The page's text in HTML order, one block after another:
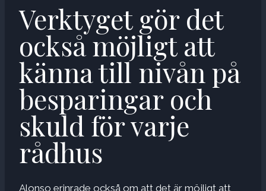
Verktyget gör det
också möjligt att
känna till nivån på
besparingar och
skuld för varje
rådhus
Alonso erinrade också om att det är möjligt att